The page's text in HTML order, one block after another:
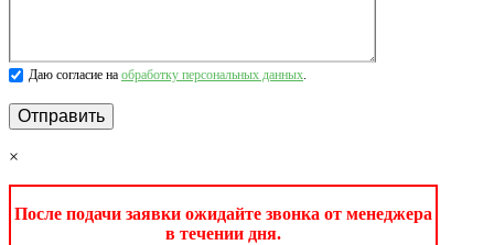
Даю согласие на обработку персональных данных.
×
После подачи заявки ожидайте звонка от менеджера
в течении дня.